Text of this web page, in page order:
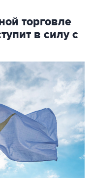
торговле
в силу с